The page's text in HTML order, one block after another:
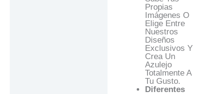
Propias
Imágenes O
Elige Entre
Nuestros
Diseños
Exclusivos Y
Crea Un
Azulejo
Totalmente A
Tu Gusto.
Diferentes